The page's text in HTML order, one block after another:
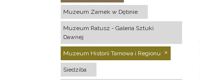
Muzeum Zamek w Dębnie
Muzeum Ratusz - Galeria Sztuki
Dawnej
Muzeum Historii Tarnowa i Regionu
Siedziba